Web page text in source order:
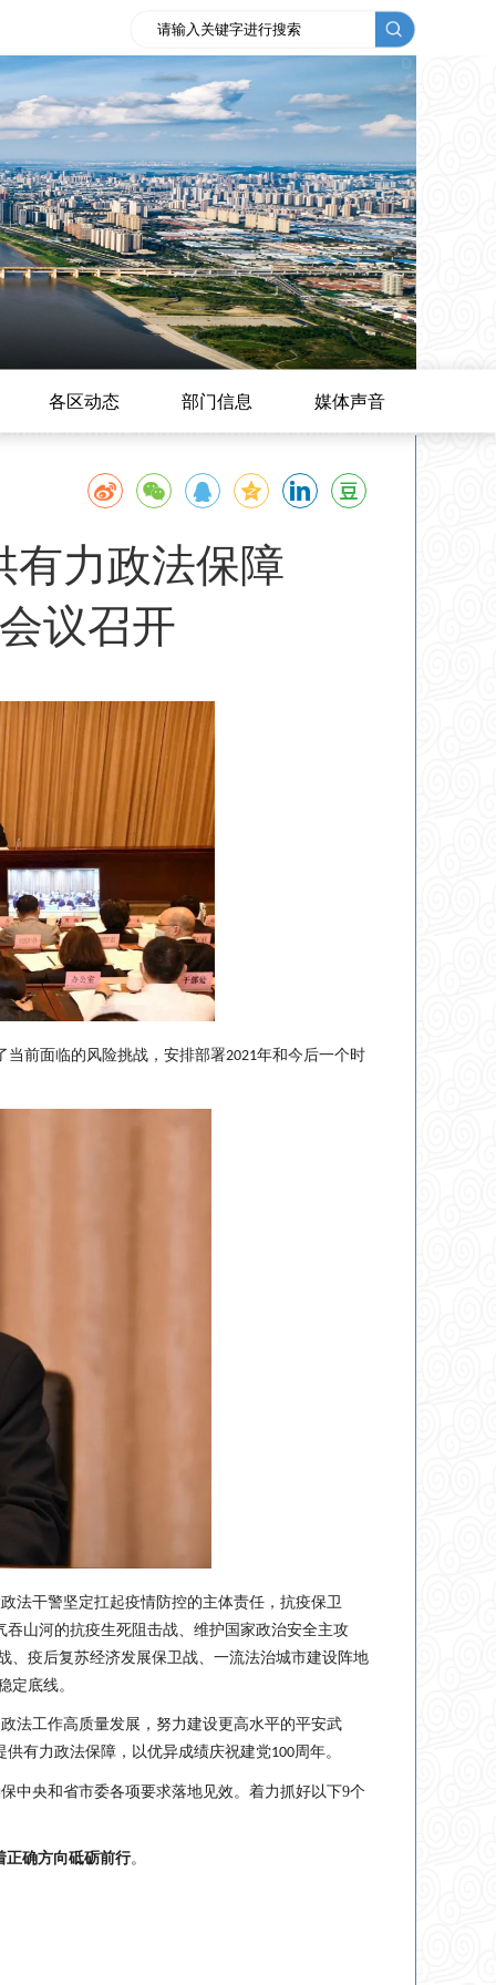
各区动态 部门信息 媒体声音
有力政法保障
议召开
当前面临的风险挑战，安排部署2021年和今后一个时
法干警坚定扛起疫情防控的主体责任，抗疫保卫
山河的抗疫生死阻击战、维护国家政治安全主攻
、疫后复苏经济发展保卫战、一流法治城市建设阵地
定底线。
法工作高质量发展，努力建设更高水平的平安武
供有力政法保障，以优异成绩庆祝建党100周年。
中央和省市委各项要求落地见效。着力抓好以下9个
正确方向砥砺前行。